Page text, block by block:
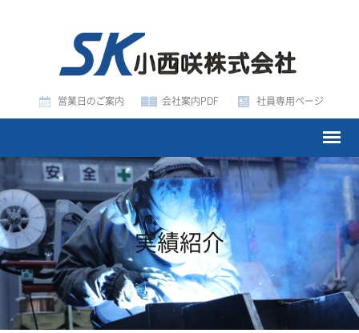
営業日のご案内 会社案内PDF 社員専用ページ
実績紹介